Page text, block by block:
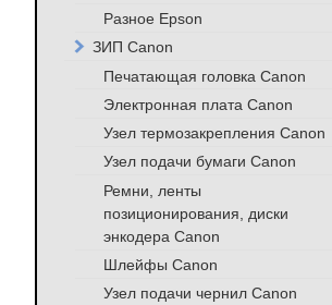
Разное Epson
ЗИП Canon
Печатающая головка Canon
Электронная плата Canon
Узел термозакрепления Canon
Узел подачи бумаги Canon
Ремни, ленты
позиционирования, диски
энкодера Canon
Шлейфы Canon
Узел подачи чернил Canon